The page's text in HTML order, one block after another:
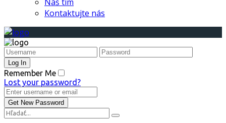
Kontaktujte nás
Remember Me
Lost your password?